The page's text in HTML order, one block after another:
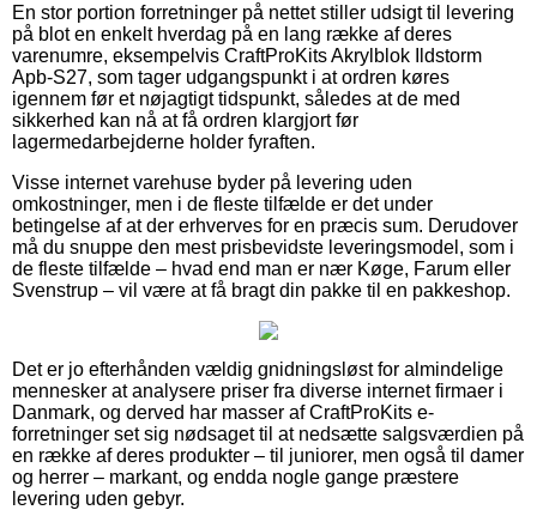
En stor portion forretninger på nettet stiller udsigt til levering
på blot en enkelt hverdag på en lang række af deres
varenumre, eksempelvis CraftProKits Akrylblok Ildstorm
Apb-S27, som tager udgangspunkt i at ordren køres
igennem før et nøjagtigt tidspunkt, således at de med
sikkerhed kan nå at få ordren klargjort før
lagermedarbejderne holder fyraften.
Visse internet varehuse byder på levering uden
omkostninger, men i de fleste tilfælde er det under
betingelse af at der erhverves for en præcis sum. Derudover
må du snuppe den mest prisbevidste leveringsmodel, som i
de fleste tilfælde – hvad end man er nær Køge, Farum eller
Svenstrup – vil være at få bragt din pakke til en pakkeshop.
Det er jo efterhånden vældig gnidningsløst for almindelige
mennesker at analysere priser fra diverse internet firmaer i
Danmark, og derved har masser af CraftProKits e-
forretninger set sig nødsaget til at nedsætte salgsværdien på
en række af deres produkter – til juniorer, men også til damer
og herrer – markant, og endda nogle gange præstere
levering uden gebyr.